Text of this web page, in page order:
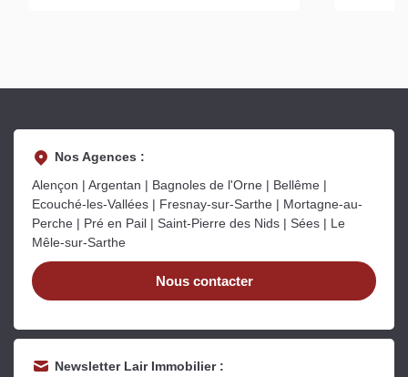
Nos Agences :
Alençon | Argentan | Bagnoles de l'Orne | Bellême |
Ecouché-les-Vallées | Fresnay-sur-Sarthe | Mortagne-au-
Perche | Pré en Pail | Saint-Pierre des Nids | Sées | Le
Mêle-sur-Sarthe
Nous contacter
Newsletter Lair Immobilier :